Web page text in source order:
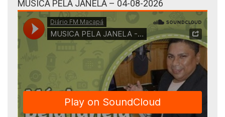
MUSICA PELA JANELA – 04-08-2026